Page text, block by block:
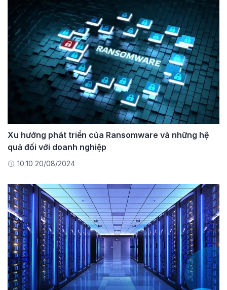
Xu hướng phát triển của Ransomware và những hệ
quả đối với doanh nghiệp
10:10 20/08/2024